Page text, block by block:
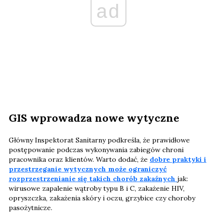
ad
GIS wprowadza nowe wytyczne
Główny Inspektorat Sanitarny podkreśla, że prawidłowe
postępowanie podczas wykonywania zabiegów chroni
pracownika oraz klientów. Warto dodać, że dobre praktyki i
przestrzeganie wytycznych może ograniczyć
rozprzestrzenianie się takich chorób zakaźnych jak:
wirusowe zapalenie wątroby typu B i C, zakażenie HIV,
opryszczka, zakażenia skóry i oczu, grzybice czy choroby
pasożytnicze.